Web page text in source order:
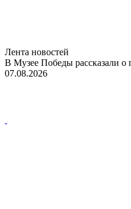
Лента новостей
В Музее Победы рассказали о
07.08.2026